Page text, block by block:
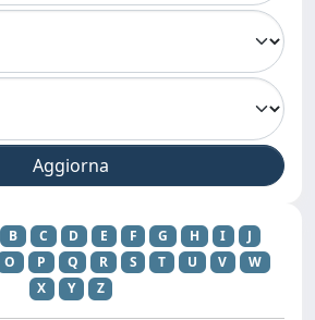
B C D E F G H I
J
O P Q R S T U V
W
X
Y Z